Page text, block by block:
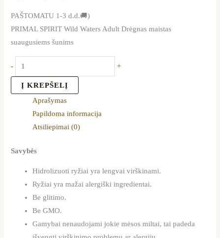
PAŠTOMATU 1-3 d.d.🚚)
PRIMAL SPIRIT Wild Waters Adult Drėgnas maistas
suaugusiems šunims
- +
Į KREPŠELĮ
Aprašymas
Papildoma informacija
Atsiliepimai (0)
Savybės
Hidrolizuoti ryžiai yra lengvai virškinami.
Ryžiai yra mažai alergiški ingredientai.
Be glitimo.
Be GMO.
Gamybai nenaudojami jokie mėsos miltai, tai padeda